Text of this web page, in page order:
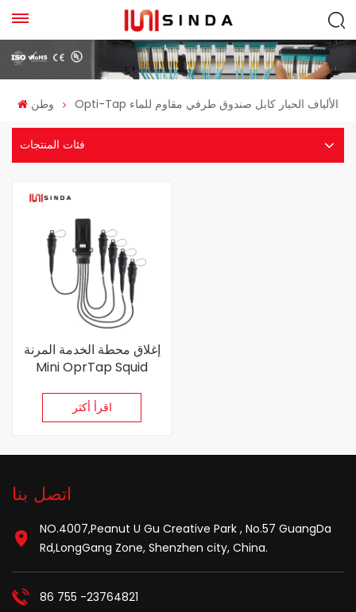
وطن Opti-Tap الألياف الحبار كابل صندوق طرفي مقاوم للماء
فئات المنتجات
إغلاق محطة الخدمة المرنة
Mini OprTap Squid
اقرأ أكثر
اتصل بنا
NO.4007,Peanut U Gu Creative Park , No.57 GuangDa
Rd,LongGang Zone, Shenzhen city, China.
86 755 -23764821